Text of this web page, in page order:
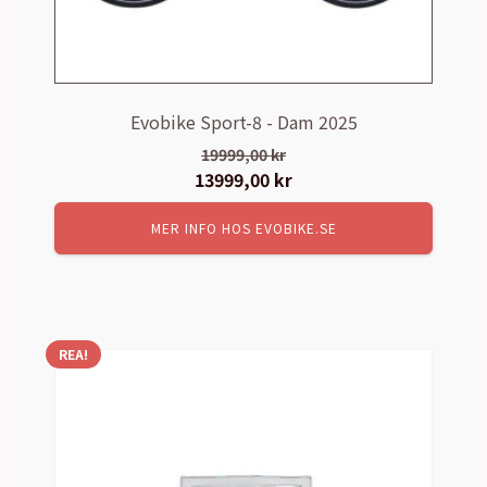
Evobike Sport-8 - Dam 2025
19999,00kr
Det
ursprungliga
priset
var:
13999,00 kr
nuvarande
priset
är:
MER INFO HOS EVOBIKE.SE
REA!